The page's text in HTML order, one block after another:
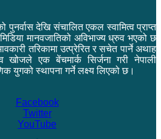
पुनर्वास देखि संचालित एकल स्वामित्व प्राप्त
मानवजातिको अविभाज्य ध्रुव भएको छ
तरिकामा उत्प्रेरित र सचेत पार्ने अथाह
खोजले एक बेंचमार्क सिर्जना गरी नेपाली
युगको स्थापना गर्ने लक्ष्य लिएको छ।
Facebook
Twitter
YouTube